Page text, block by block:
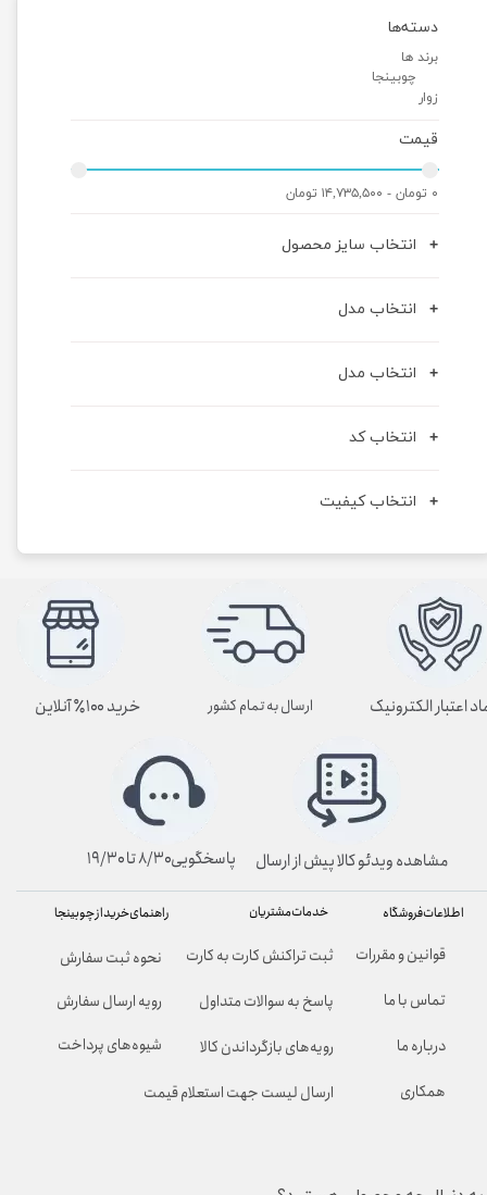
دسته‌ها
برند ها
چوبینجا
زوار
قیمت
۰ تومان - ۱۴,۷۳۵,۵۰۰ تومان
انتخاب سایز محصول
انتخاب مدل
انتخاب مدل
انتخاب کد
انتخاب کیفیت
راهنمای خرید از چوبینجا
نحوه ثبت سفارش
رویه ارسال سفارش
شیوه‌های پرداخت
خدمات مشتریان
ثبت تراکنش کارت به کارت
پاسخ به سوالات متداول
رویه‌های بازگرداندن کالا
ارسال لیست جهت استعلام قیمت
اطلاعات فروشگاه
قوانین و مقررات
تماس با ما
درباره ما
همکاری
ارسال به تمام کشور
پاسخگویی۸/۳۰ تا ۱۹/۳۰
اعتبار الکترونیک خرید ۱۰۰٪ آنلاین
مشاهده ویدئو کالا پیش از ارسال